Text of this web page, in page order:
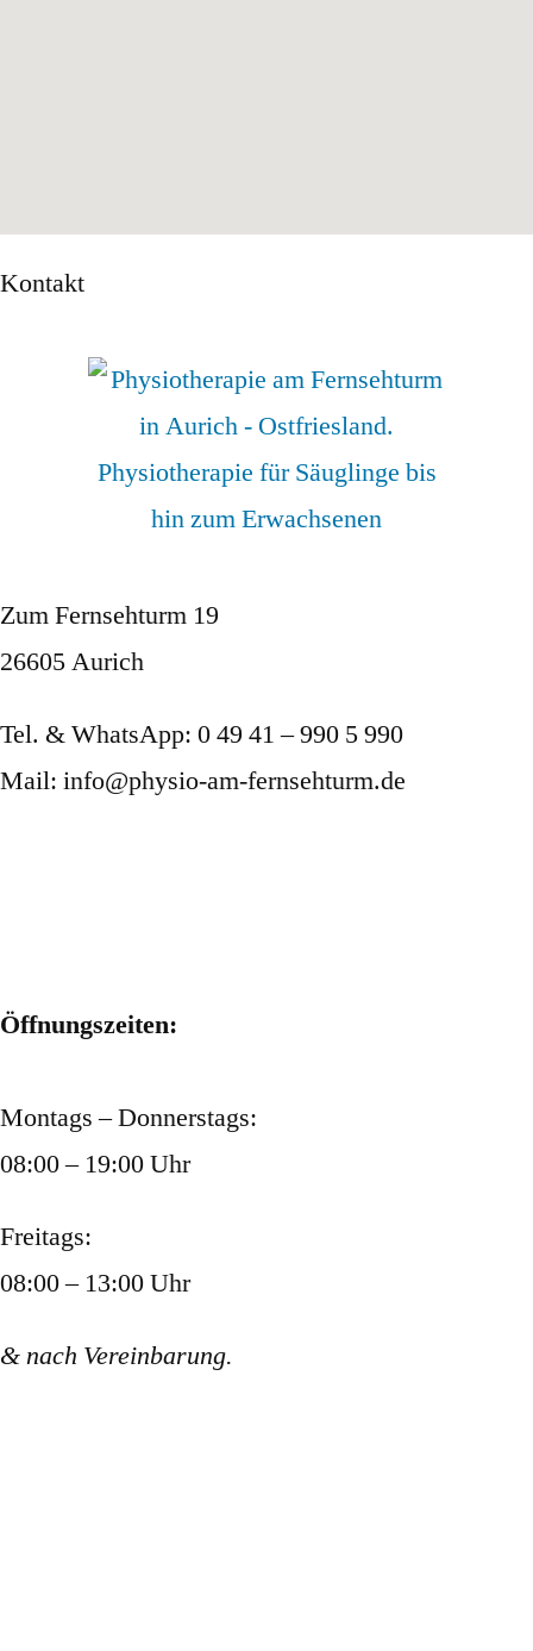
Kontakt
Zum Fernsehturm 19
26605 Aurich
Tel. & WhatsApp: 0 49 41 – 990 5 990
Mail: info@physio-am-fernsehturm.de
Öffnungszeiten:
Montags – Donnerstags:
08:00 – 19:00 Uhr
Freitags:
08:00 – 13:00 Uhr
& nach Vereinbarung.